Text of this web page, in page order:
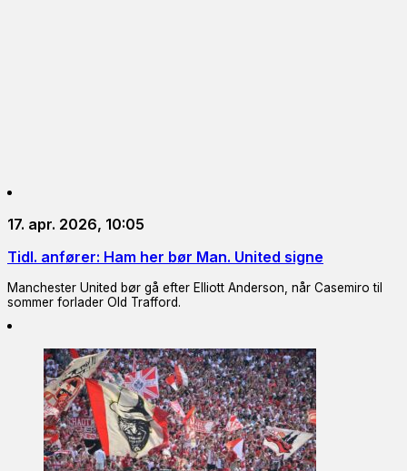
17. apr. 2026, 10:05
Tidl. anfører: Ham her bør Man. United signe
Manchester United bør gå efter Elliott Anderson, når Casemiro til
sommer forlader Old Trafford.